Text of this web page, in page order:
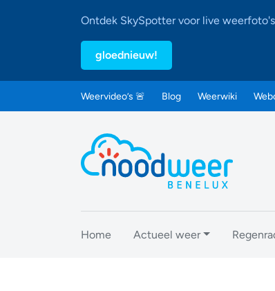
Ontdek SkySpotter voor live weerfoto's
gloednieuw!
Weervideo’s 🚨 Blog Weerwiki
Home Actueel weer